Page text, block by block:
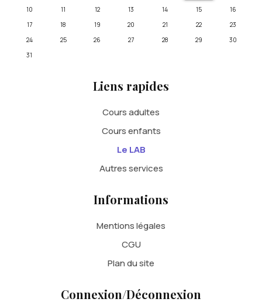
10
11 12 13 14 15
16
17
18 19 20 21 22
23
24
25 26 27 28 29
30
31
Liens rapides
Cours adultes
Cours enfants
Le LAB
Autres services
Informations
Mentions légales
CGU
Plan du site
Connexion/Déconnexion